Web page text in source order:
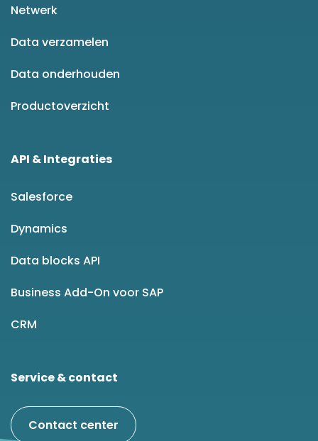
Netwerk
Data verzamelen
Data onderhouden
Productoverzicht
API & Integraties
Salesforce
Dynamics
Data blocks API
Business Add-On voor SAP
CRM
Service & contact
Contact center